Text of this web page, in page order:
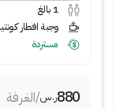
1 بالغ
وجبة افطار
مستردة
880ر.س/الغرفة